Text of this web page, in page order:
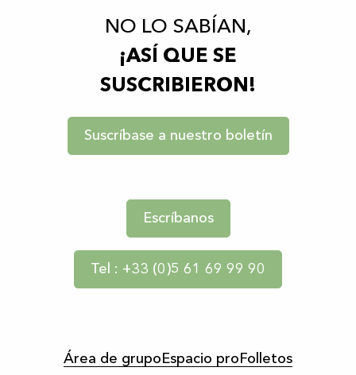
NO LO SABÍAN,
¡ASÍ QUE SE
SUSCRIBIERON!
Suscríbase a nuestro boletín
Escríbanos
Tel : +33 (0)5 61 69 99 90
Área de grupo Espacio pro Folletos